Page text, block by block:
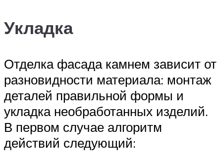
Укладка
Отделка фасада камнем зависит от
разновидности материала: монтаж
деталей правильной формы и
укладка необработанных изделий.
В первом случае алгоритм
действий следующий: